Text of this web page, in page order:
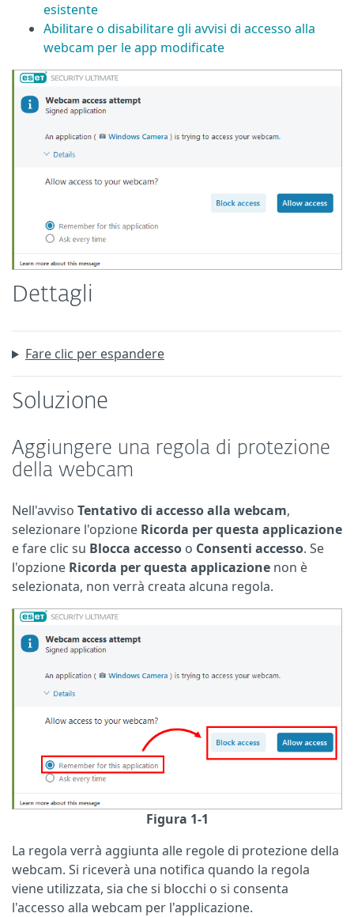
esistente
Abilitare o disabilitare gli avvisi di accesso alla
webcam per le app modificate
Dettagli
Fare clic per espandere
Soluzione
Aggiungere una regola di protezione
della webcam
Nell'avviso Tentativo di accesso alla webcam,
selezionare l'opzione Ricorda per questa applicazione
e fare clic su Blocca accesso o Consenti accesso. Se
l'opzione Ricorda per questa applicazione non è
selezionata, non verrà creata alcuna regola.
Figura 1-1
La regola verrà aggiunta alle regole di protezione della
webcam. Si riceverà una notifica quando la regola
viene utilizzata, sia che si blocchi o si consenta
l'accesso alla webcam per l'applicazione.